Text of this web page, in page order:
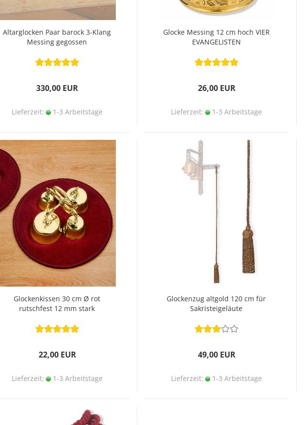
Altarglocken Paar barock 3-Klang
Messing gegossen
330,00 EUR
Lieferzeit: 1-3 Arbeitstage
Glocke Messing 12 cm hoch VIER
EVANGELISTEN
26,00 EUR
Lieferzeit: 1-3 Arbeitstage
Glockenkissen 30 cm Ø rot
rutschfest 12 mm stark
22,00 EUR
Lieferzeit: 1-3 Arbeitstage
Glockenzug altgold 120 cm für
Sakristeigeläute
49,00 EUR
Lieferzeit: 1-3 Arbeitstage